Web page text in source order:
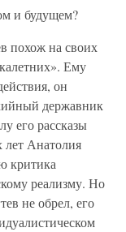
и будущем?
похож на своих
Ему
он
державник
его рассказы
лет Анатолия
критика
реализму. Но
не обрел, его